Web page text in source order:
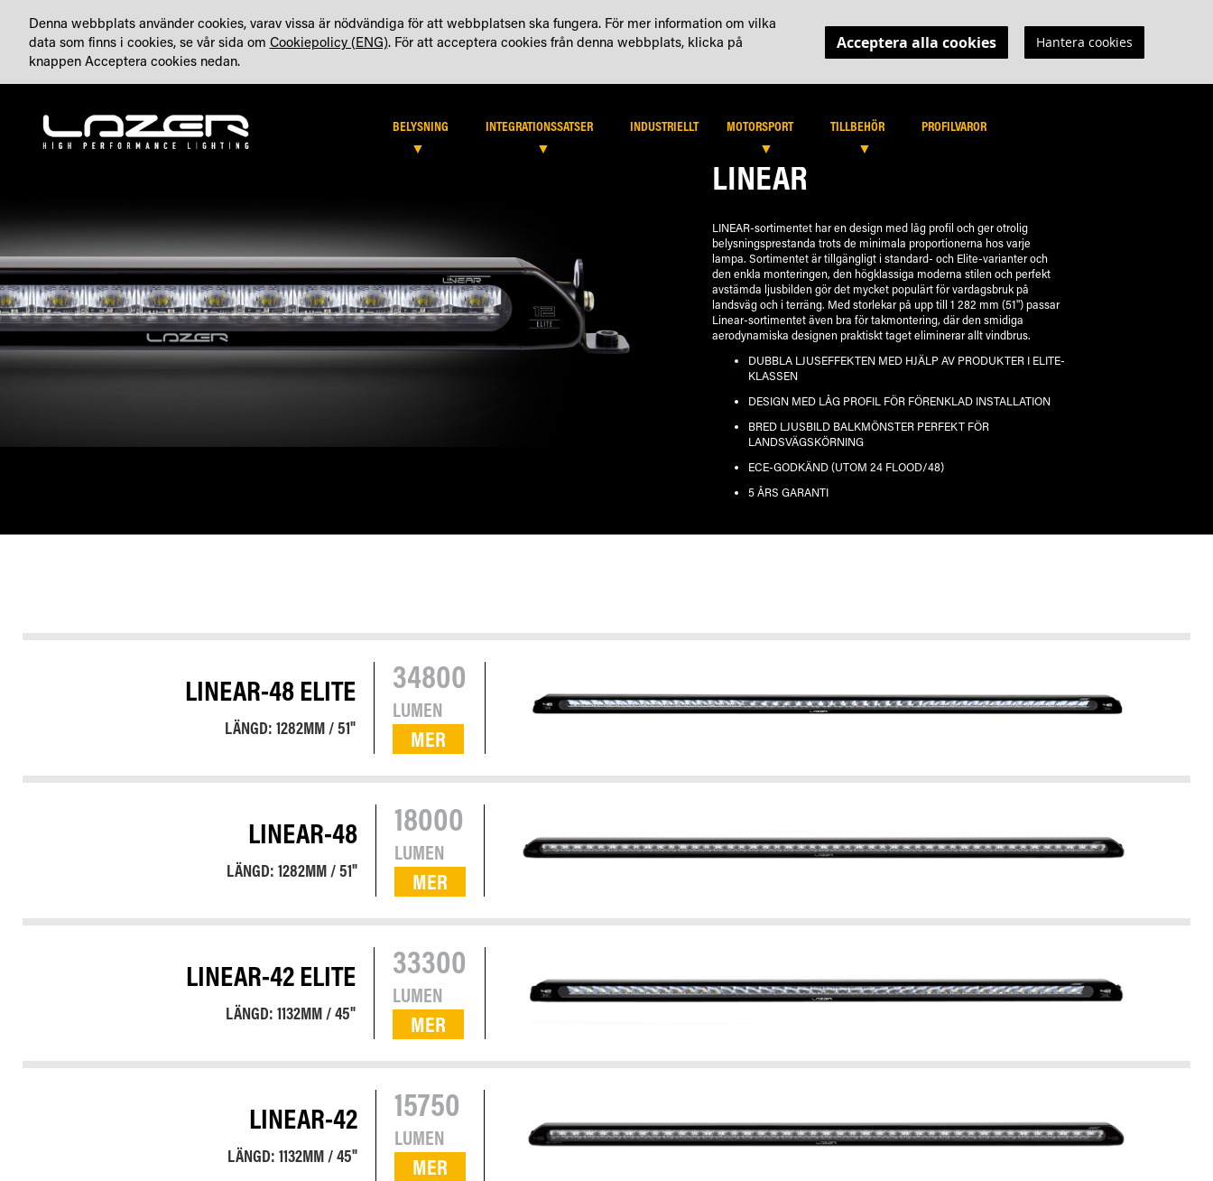
TILL
INNEHÅLLET
TILLVERKAT I STORBRITANNIEN OM OSS BLOGG (ENG) KONTAKTA OSS KONTO
HITTA ÅTERFÖRSÄLJARE
SÖK
MIN KUNDVAGN
BELYSNING INTEGRATIONSSATSER INDUSTRIELLT MOTORSPORT TILLBEHÖR PROFILVAROR
LINEAR
LINEAR-sortimentet har en design med låg profil och ger otrolig
belysningsprestanda trots de minimala proportionerna hos varje
lampa. Sortimentet är tillgängligt i standard- och Elite-varianter och
den enkla monteringen, den högklassiga moderna stilen och perfekt
avstämda ljusbilden gör det mycket populärt för vardagsbruk på
landsväg och i terräng. Med storlekar på upp till 1 282 mm (51") passar
Linear-sortimentet även bra för takmontering, där den smidiga
aerodynamiska designen praktiskt taget eliminerar allt vindbrus.
DUBBLA LJUSEFFEKTEN MED HJÄLP AV PRODUKTER I ELITE-
KLASSEN
DESIGN MED LÅG PROFIL FÖR FÖRENKLAD INSTALLATION
BRED LJUSBILD BALKMÖNSTER PERFEKT FÖR
LANDSVÄGSKÖRNING
ECE-GODKÄND (UTOM 24 FLOOD/48)
5 ÅRS GARANTI
LINEAR-48 ELITE
LÄNGD: 1282MM / 51"
34800
LUMEN
MER
LINEAR-48
LÄNGD: 1282MM / 51"
18000
LUMEN
MER
LINEAR-42 ELITE
LÄNGD: 1132MM / 45"
33300
LUMEN
MER
LINEAR-42
LÄNGD: 1132MM / 45"
15750
LUMEN
MER
Denna webbplats använder cookies, varav vissa är nödvändiga för att webbplatsen ska fungera. För mer information om vilka
data som finns i cookies, se vår sida om Cookiepolicy (ENG). För att acceptera cookies från denna webbplats, klicka på
knappen Acceptera cookies nedan.
Acceptera alla cookies Hantera cookies